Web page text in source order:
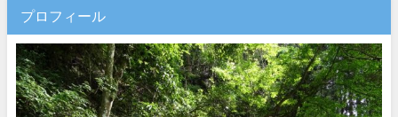
プロフィール